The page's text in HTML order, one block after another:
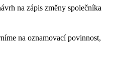
na zápis změny společníka
na oznamovací povinnost,